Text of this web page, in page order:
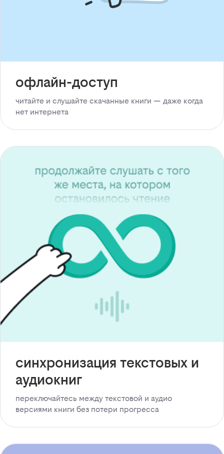
офлайн-доступ
читайте и слушайте скачанные книги — даже когда
нет интернета
синхронизация текстовых и
аудиокниг
переключайтесь между текстовой и аудио
версиями книги без потери прогресса